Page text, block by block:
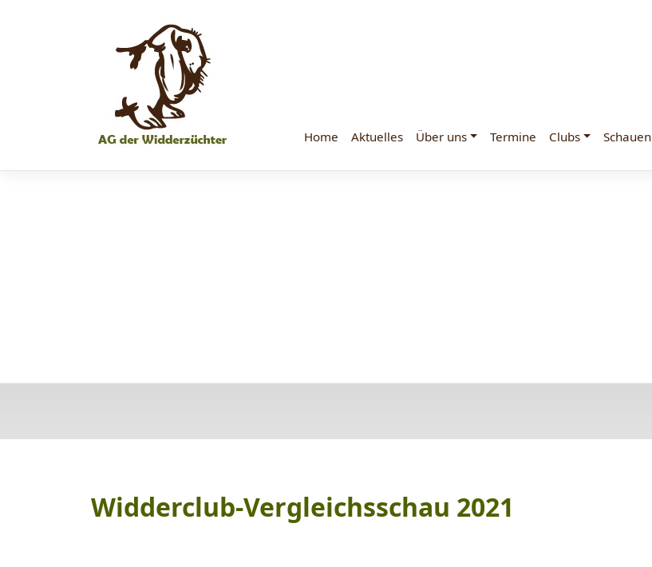
Home Aktuelles Über uns Termine Clubs Schauen
Widderclub-Vergleichsschau 2021